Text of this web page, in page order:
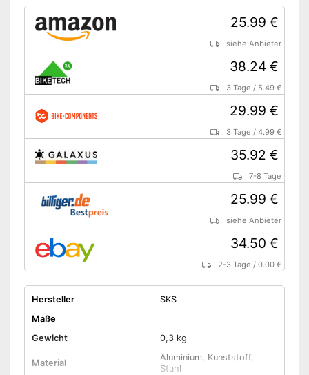
25.99 €
siehe Anbieter
38.24 €
3 Tage / 5.49 €
29.99 €
3 Tage /4.99 €
35.92 €
7-8 Tage
25.99 €
siehe Anbieter
34.50 €
2-3 Tage /0.00 €
Hersteller
SKS
Maße
Gewicht
0,3 kg
Material
Aluminium, Kunststoff,
Stahl